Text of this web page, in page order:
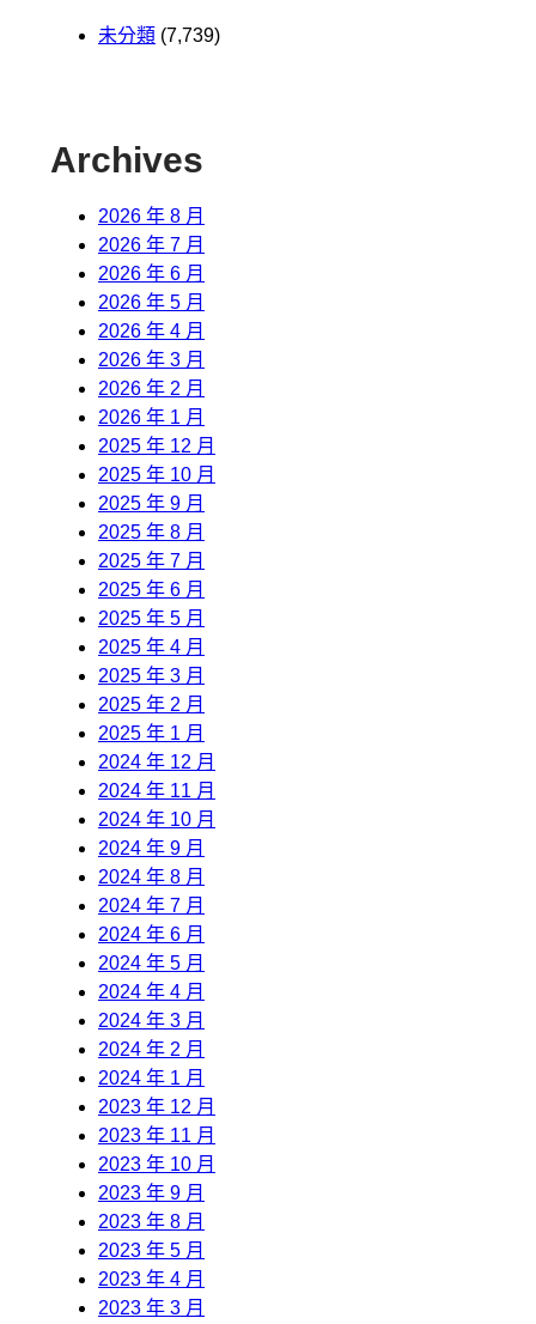
未分類 (7,739)
Archives
2026 年 8 月
2026 年 7 月
2026 年 6 月
2026 年 5 月
2026 年 4 月
2026 年 3 月
2026 年 2 月
2026 年 1 月
2025 年 12 月
2025 年 10 月
2025 年 9 月
2025 年 8 月
2025 年 7 月
2025 年 6 月
2025 年 5 月
2025 年 4 月
2025 年 3 月
2025 年 2 月
2025 年 1 月
2024 年 12 月
2024 年 11 月
2024 年 10 月
2024 年 9 月
2024 年 8 月
2024 年 7 月
2024 年 6 月
2024 年 5 月
2024 年 4 月
2024 年 3 月
2024 年 2 月
2024 年 1 月
2023 年 12 月
2023 年 11 月
2023 年 10 月
2023 年 9 月
2023 年 8 月
2023 年 5 月
2023 年 4 月
2023 年 3 月